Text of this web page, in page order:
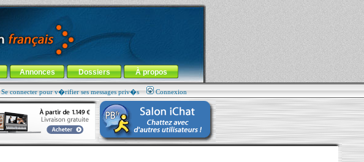
Annonces Dossiers À propos
Se connecter pour v�rifier ses messages priv�s Connexion